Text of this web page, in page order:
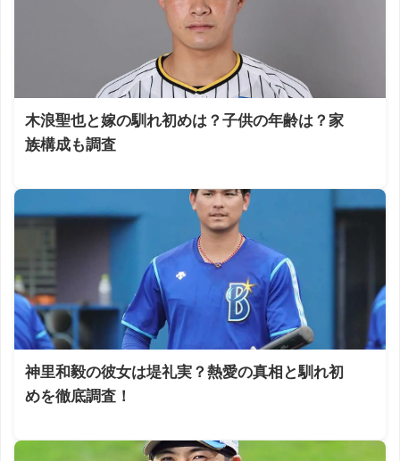
木浪聖也と嫁の馴れ初めは？子供の年齢は？家
族構成も調査
神里和毅の彼女は堤礼実？熱愛の真相と馴れ初
めを徹底調査！